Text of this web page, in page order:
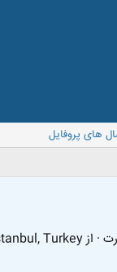
های پروفایل
· ازTurkey